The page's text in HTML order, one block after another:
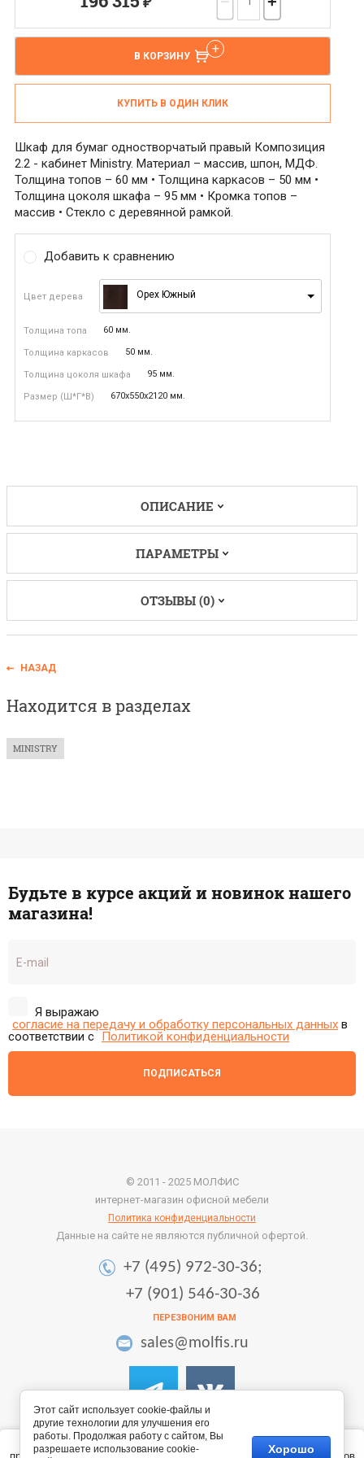
Этот сайт использует файлы cookie и метаданные. Продолжая
В КОРЗИНУ
КУПИТЬ В ОДИН КЛИК
Шкаф для бумаг одностворчатый правый Композиция
2.2 - кабинет Ministry. Материал – массив, шпон, МДФ.
Толщина топов – 60 мм • Толщина каркасов – 50 мм •
Толщина цоколя шкафа – 95 мм • Кромка топов –
массив • Стекло с деревянной рамкой.
Добавить к сравнению
Цвет дерева Орех Южный
Толщина топа 60 мм.
Толщина каркасов 50 мм.
Толщина цоколя шкафа 95 мм.
Размер (Ш*Г*В) 670х550х2120 мм.
ОПИСАНИЕ
ПАРАМЕТРЫ
ОТЗЫВЫ (0)
НАЗАД
Находится в разделах
MINISTRY
Будьте в курсе акций и новинок нашего
магазина!
Я выражаю
согласие на передачу и обработку персональных данных в
соответствии с Политикой конфиденциальности
ПОДПИСАТЬСЯ
© 2011 - 2025 МОЛФИС
интернет-магазин офисной мебели
Политика конфиденциальности
Данные на сайте не являются публичной офертой.
+7 (495) 972-30-36;
+7 (901) 546-30-36
ПЕРЕЗВОНИМ ВАМ
sales@molfis.ru
Этот сайт использует cookie-файлы и
другие технологии для улучшения его
работы. Продолжая работу с сайтом, Вы
разрешаете использование cookie-
Хорошо